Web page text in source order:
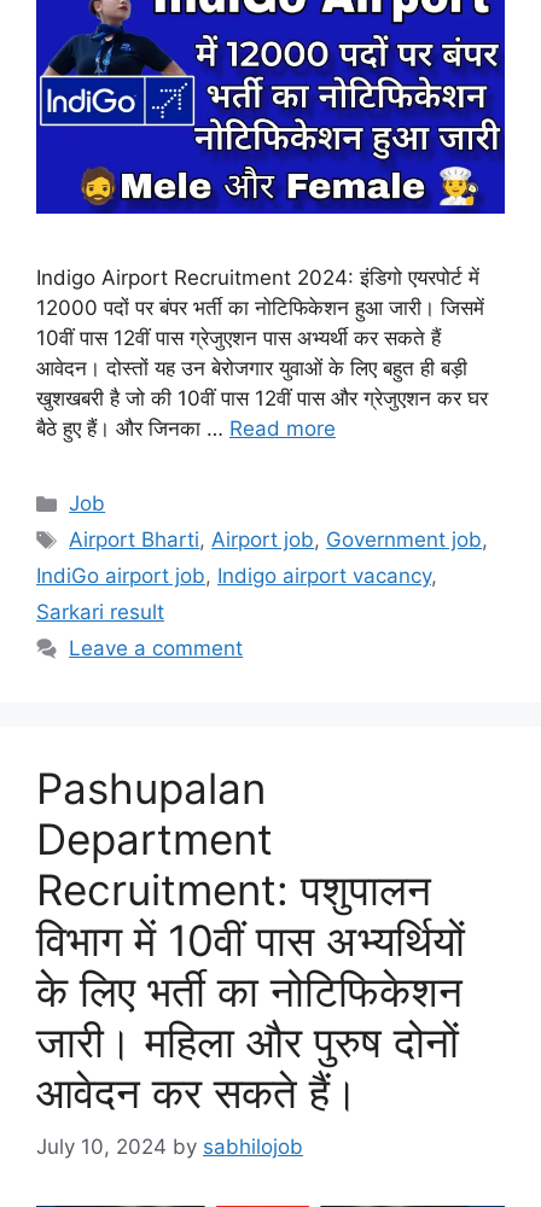
Indigo Airport Recruitment 2024: इंडिगो एयरपोर्ट में
12000 पदों पर बंपर भर्ती का नोटिफिकेशन हुआ जारी। जिसमें
10वीं पास 12वीं पास ग्रेजुएशन पास अभ्यर्थी कर सकते हैं
आवेदन। दोस्तों यह उन बेरोजगार युवाओं के लिए बहुत ही बड़ी
खुशखबरी है जो की 10वीं पास 12वीं पास और ग्रेजुएशन कर घर
बैठे हुए हैं। और जिनका … Read more
Categories
Job
Tags
Airport Bharti,Airport job, Government job,
IndiGo airport job, Indigo airport vacancy,
Sarkari result
Leave a comment
Pashupalan
Department
Recruitment: पशुपालन
विभाग में 10वीं पास अभ्यर्थियों
के लिए भर्ती का नोटिफिकेशन
जारी। महिला और पुरुष दोनों
आवेदन कर सकते हैं।
July 10, 2024 by sabhilojob